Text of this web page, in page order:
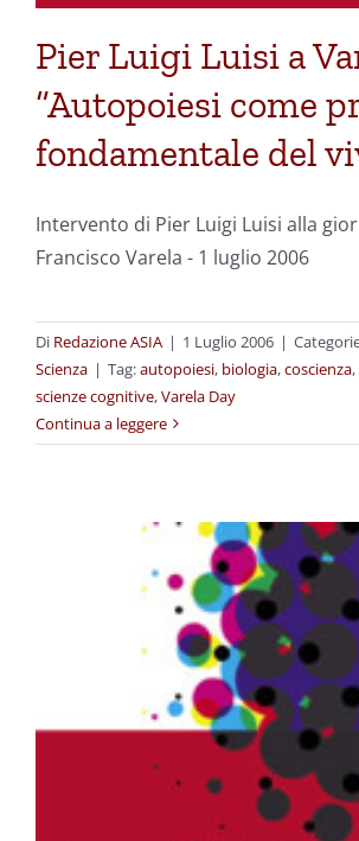
Pier Luigi Luisi a
“Autopoiesi come
fondamentale del
Intervento di Pier Luigi Luisi alla
Francisco Varela - 1 luglio 2006
Di Redazione ASIA | 1 Luglio 2006 |
Scienza | Tag:autopoiesi, biologia,coscienza,
scienze cognitive,Varela Day
Continua a leggere